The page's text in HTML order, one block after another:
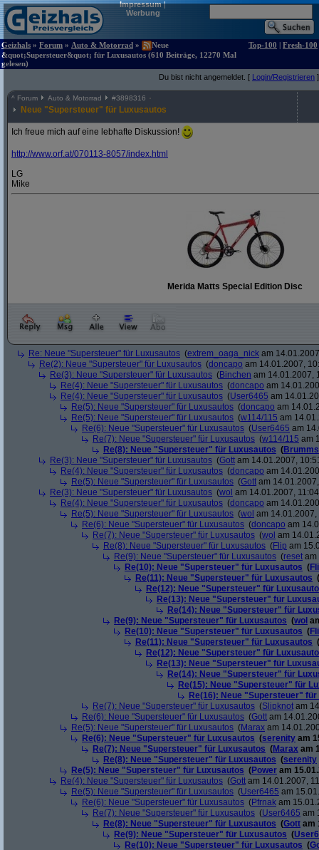
Impressum|
Werbung
Geizhals » Forum » Auto & Motorrad »
Neue
&quot;Supersteuer&quot; für Luxusautos (610 Beiträge, 12270 Mal
gelesen)
Top-100 | Fresh-100
Du bist nicht angemeldet. [ Login/Registrieren ]
^ Forum Auto & Motorrad #3898316
Neue "Supersteuer" für Luxusautos
Ich freue mich auf eine lebhafte Diskussion!
http://www.orf.at/070113-8057/index.html
LG
Mike
Merida Matts Special Edition Disc
Re: Neue "Supersteuer" für Luxusautos (extrem_oaga_nick am
Re(2): Neue "Supersteuer" für Luxusautos (doncapo am 14.01.2007,
Re(3): Neue "Supersteuer" für Luxusautos (Binchen am 14.01.2007,
Re(4): Neue "Supersteuer" für Luxusautos (doncapo am
Re(4): Neue "Supersteuer" für Luxusautos (User6465 am
Re(5): Neue "Supersteuer" für Luxusautos (doncapo am
Re(5): Neue "Supersteuer" für Luxusautos (w114/115 am
Re(6): Neue "Supersteuer" für Luxusautos (User6465 am
Re(7): Neue "Supersteuer" für Luxusautos (w114/115 am
Re(8): Neue "Supersteuer" für Luxusautos (
Re(3): Neue "Supersteuer" für Luxusautos (Gott am 14.01.2007,
Re(4): Neue "Supersteuer" für Luxusautos (doncapo am
Re(5): Neue "Supersteuer" für Luxusautos (Gott am
Re(3): Neue "Supersteuer" für Luxusautos (wol am 14.01.2007,
Re(4): Neue "Supersteuer" für Luxusautos (doncapo am
Re(5): Neue "Supersteuer" für Luxusautos (wol am 14.01.2007,
Re(6): Neue "Supersteuer" für Luxusautos (doncapo am
Re(7): Neue "Supersteuer" für Luxusautos (wol am
Re(8): Neue "Supersteuer" für Luxusautos (Flip am
Re(9): Neue "Supersteuer" für Luxusautos (reset am
Re(10): Neue "Supersteuer" für Luxusautos (
Re(11): Neue "Supersteuer" für Luxusautos (
Re(12): Neue "Supersteuer" für
Re(13): Neue "Supersteuer" für
Re(14): Neue "Supersteuer" für
Re(9): Neue "Supersteuer" für Luxusautos (wol
Re(10): Neue "Supersteuer" für Luxusautos (
Re(11): Neue "Supersteuer" für Luxusautos (
Re(12): Neue "Supersteuer" für
Re(13): Neue "Supersteuer" für
Re(14): Neue "Supersteuer" für
Re(15): Neue "Supersteuer" für
Re(16): Neue "Supersteuer"
Re(7): Neue "Supersteuer" für Luxusautos (Slipknot am
Re(6): Neue "Supersteuer" für Luxusautos (Gott am
Re(5): Neue "Supersteuer" für Luxusautos (Marax am
Re(6): Neue "Supersteuer" für Luxusautos (serenity am
Re(7): Neue "Supersteuer" für Luxusautos (Marax am
Re(8): Neue "Supersteuer" für Luxusautos (serenity
Re(5): Neue "Supersteuer" für Luxusautos (Power am
Re(4): Neue "Supersteuer" für Luxusautos (Gott am 14.01.2007,
Re(5): Neue "Supersteuer" für Luxusautos (User6465 am
Re(6): Neue "Supersteuer" für Luxusautos (Pfrnak am
Re(7): Neue "Supersteuer" für Luxusautos (User6465 am
Re(8): Neue "Supersteuer" für Luxusautos (Gott am
Re(9): Neue "Supersteuer" für Luxusautos (
Re(10): Neue "Supersteuer" für Luxusautos (